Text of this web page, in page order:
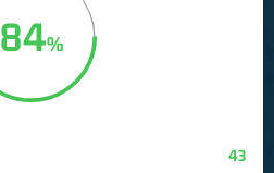
84
43